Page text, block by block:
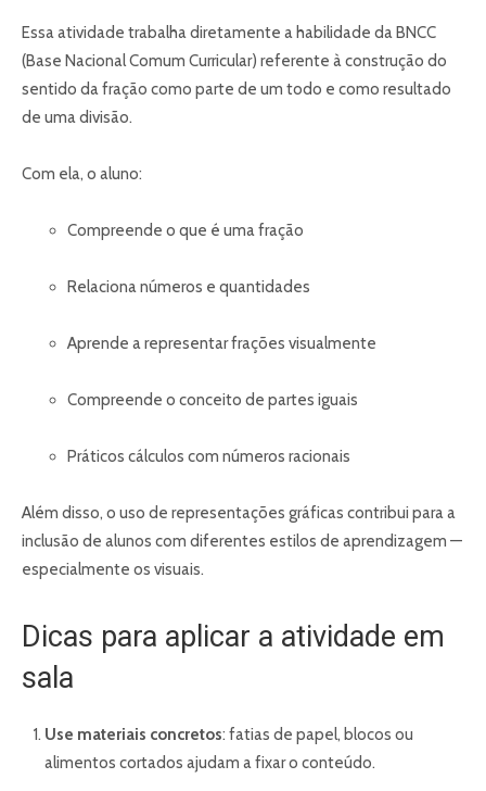
Essa atividade trabalha diretamente a habilidade da BNCC
(Base Nacional Comum Curricular) referente à construção do
sentido da fração como parte de um todo e como resultado
de uma divisão.
Com ela, o aluno:
Compreende o que é uma fração
Relaciona números e quantidades
Aprende a representar frações visualmente
Compreende o conceito de partes iguais
Práticos cálculos com números racionais
Além disso, o uso de representações gráficas contribui para a
inclusão de alunos com diferentes estilos de aprendizagem —
especialmente os visuais.
Dicas para aplicar a atividade em
sala
Use materiais concretos: fatias de papel, blocos ou
alimentos cortados ajudam a fixar o conteúdo.